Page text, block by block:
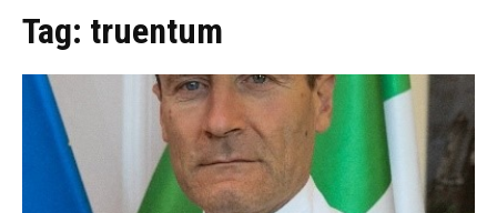
Tag: truentum